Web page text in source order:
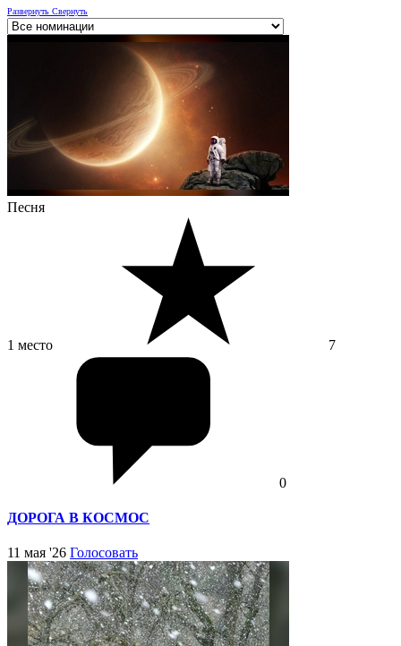
Развернуть Свернуть
Песня
1 место 7
0
ДОРОГА В КОСМОС
11 мая '26 Голосовать